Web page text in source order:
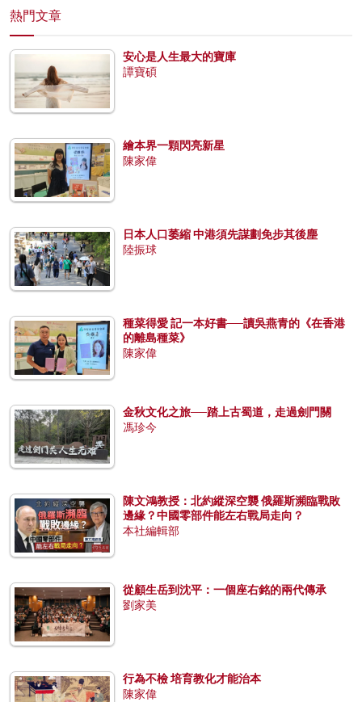
熱門文章
安心是人生最大的寶庫
譚寶碩
繪本界一顆閃亮新星
陳家偉
日本人口萎縮 中港須先謀劃免步其後塵
陸振球
種菜得愛 記一本好書──讀吳燕青的《在香港
的離島種菜》
陳家偉
金秋文化之旅──踏上古蜀道，走過劍門關
馮珍今
陳文鴻教授：北約縱深空襲 俄羅斯瀕臨戰敗
邊緣？中國零部件能左右戰局走向？
本社編輯部
從顧生岳到沈平：一個座右銘的兩代傳承
劉家美
行為不檢 培育教化才能治本
陳家偉